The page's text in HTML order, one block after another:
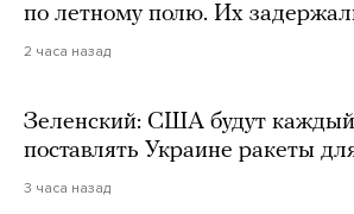
по летному полю. Их
2 часа назад
Зеленский: США будут
поставлять Украине ракеты
3 часа назад